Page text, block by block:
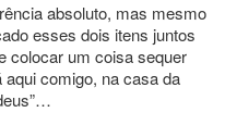
absoluto, mas mesmo
esses dois itens juntos
colocar um coisa sequer
comigo, na casa da